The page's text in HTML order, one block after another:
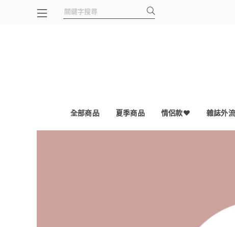
全部商品 夏季商品 情侶款❤ 雜誌外